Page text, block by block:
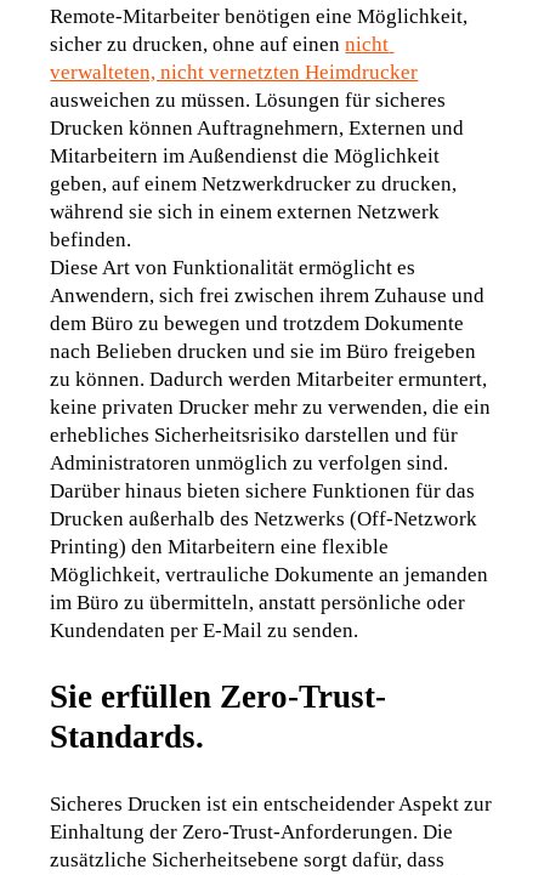
Remote-Mitarbeiter benötigen eine Möglichkeit,
sicher zu drucken, ohne auf einen nicht
verwalteten, nicht vernetzten Heimdrucker
ausweichen zu müssen. Lösungen für sicheres
Drucken können Auftragnehmern, Externen und
Mitarbeitern im Außendienst die Möglichkeit
geben, auf einem Netzwerkdrucker zu drucken,
während sie sich in einem externen Netzwerk
befinden.
Diese Art von Funktionalität ermöglicht es
Anwendern, sich frei zwischen ihrem Zuhause und
dem Büro zu bewegen und trotzdem Dokumente
nach Belieben drucken und sie im Büro freigeben
zu können. Dadurch werden Mitarbeiter ermuntert,
keine privaten Drucker mehr zu verwenden, die ein
erhebliches Sicherheitsrisiko darstellen und für
Administratoren unmöglich zu verfolgen sind.
Darüber hinaus bieten sichere Funktionen für das
Drucken außerhalb des Netzwerks (Off-Netzwork
Printing) den Mitarbeitern eine flexible
Möglichkeit, vertrauliche Dokumente an jemanden
im Büro zu übermitteln, anstatt persönliche oder
Kundendaten per E-Mail zu senden.
Sie erfüllen Zero-Trust-
Standards.
Sicheres Drucken ist ein entscheidender Aspekt zur
Einhaltung der Zero-Trust-Anforderungen. Die
zusätzliche Sicherheitsebene sorgt dafür, dass